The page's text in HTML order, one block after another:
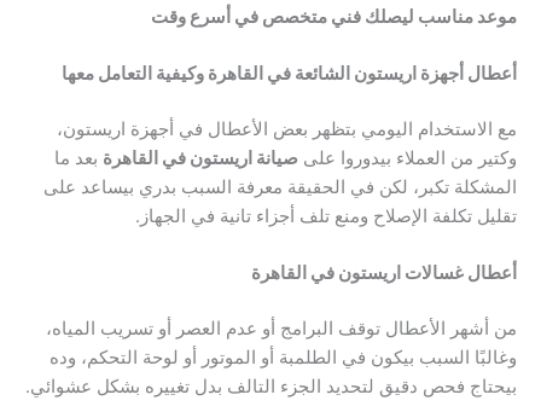
موعد مناسب ليصلك فني متخصص في أسرع وقت
أعطال أجهزة اريستون الشائعة في القاهرة وكيفية التعامل معها
مع الاستخدام اليومي بتظهر بعض الأعطال في أجهزة اريستون،
وكتير من العملاء بيدوروا على صيانة اريستون في القاهرة بعد ما
المشكلة تكبر، لكن في الحقيقة معرفة السبب بدري بيساعد على
تقليل تكلفة الإصلاح ومنع تلف أجزاء تانية في الجهاز.
أعطال غسالات اريستون في القاهرة
من أشهر الأعطال توقف البرامج أو عدم العصر أو تسريب المياه،
وغالبًا السبب بيكون في الطلمبة أو الموتور أو لوحة التحكم، وده
بيحتاج فحص دقيق لتحديد الجزء التالف بدل تغييره بشكل عشوائي.